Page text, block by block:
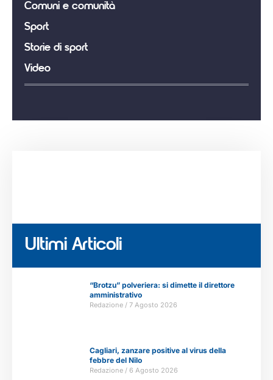
Comuni e comunità
Sport
Storie di sport
Video
Ultimi Articoli
“Brotzu” polveriera: si dimette il direttore
amministrativo
Redazione 7 Agosto 2026
Cagliari, zanzare positive al virus della
febbre del Nilo
Redazione 6 Agosto 2026